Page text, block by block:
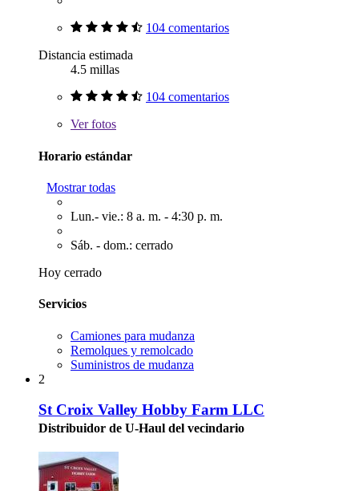
104 comentarios
Distancia estimada
4.5 millas
104 comentarios
Verfotos
Horario estándar
Mostrar todas
Lun.- vie.: 8 a. m. - 4:30 p. m.
Sáb. - dom.: cerrado
Hoy cerrado
Servicios
Camiones para mudanza
Remolques y remolcado
Suministros de mudanza
2
St Croix Valley Hobby Farm LLC
Distribuidor de U-Haul del vecindario